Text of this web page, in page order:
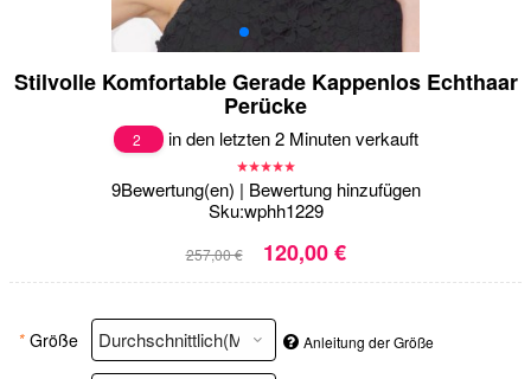
Stilvolle Komfortable Gerade Kappenlos Echthaar
Perücke
2 in den letzten 2 Minuten verkauft
9Bewertung(en) | Bewertung hinzufügen
Sku:wphh1229
257,00 € 120,00 €
* Größe Anleitung der Größe